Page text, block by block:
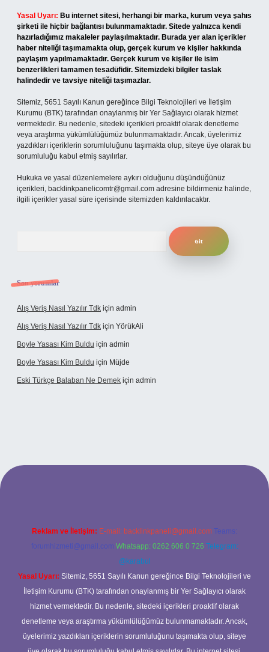
Yasal Uyarı: Bu internet sitesi, herhangi bir marka, kurum veya şahıs
şirketi ile hiçbir bağlantısı bulunmamaktadır. Sitede yalnızca kendi
hazırladığımız makaleler paylaşılmaktadır. Burada yer alan içerikler
haber niteliği taşımamakta olup, gerçek kurum ve kişiler hakkında
paylaşım yapılmamaktadır. Gerçek kurum ve kişiler ile isim
benzerlikleri tamamen tesadüfidir. Sitemizdeki bilgiler taslak
halindedir ve tavsiye niteliği taşımazlar.
Sitemiz, 5651 Sayılı Kanun gereğince Bilgi Teknolojileri ve İletişim
Kurumu (BTK) tarafından onaylanmış bir Yer Sağlayıcı olarak hizmet
vermektedir. Bu nedenle, sitedeki içerikleri proaktif olarak denetleme
veya araştırma yükümlülüğümüz bulunmamaktadır. Ancak, üyelerimiz
yazdıkları içeriklerin sorumluluğunu taşımakta olup, siteye üye olarak bu
sorumluluğu kabul etmiş sayılırlar.
Hukuka ve yasal düzenlemelere aykırı olduğunu düşündüğünüz
içerikleri, backlinkpanelicomtr@gmail.com adresine bildirmeniz halinde,
ilgili içerikler yasal süre içerisinde sitemizden kaldırılacaktır.
Son yorumlar
Alış Veriş Nasıl Yazılır Tdk için admin
Alış Veriş Nasıl Yazılır Tdk için YörükAli
Boyle Yasası Kim Buldu için admin
Boyle Yasası Kim Buldu için Müjde
Eski Türkçe Balaban Ne Demek için admin
casino
Reklam ve İletişim: E-mail: backlinkpaneli@gmail.com Teams:
forumhizmeti@gmail.com Whatsapp: 0262 606 0 726 Telegram:
@karabul
Yasal Uyarı: Sitemiz, 5651 Sayılı Kanun gereğince Bilgi Teknolojileri ve
İletişim Kurumu (BTK) tarafından onaylanmış bir Yer Sağlayıcı olarak
hizmet vermektedir. Bu nedenle, sitedeki içerikleri proaktif olarak
denetleme veya araştırma yükümlülüğümüz bulunmamaktadır. Ancak,
üyelerimiz yazdıkları içeriklerin sorumluluğunu taşımakta olup, siteye